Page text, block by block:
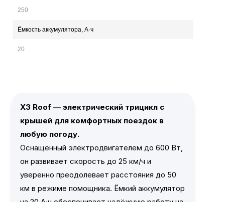
250
Ёмкость аккумулятора, А·ч
20
X3 Roof — электрический трицикл с
крышей для комфортных поездок в
любую погоду.
Оснащённый электродвигателем до 600 Вт,
он развивает скорость до 25 км/ч и
уверенно преодолевает расстояния до 50
км в режиме помощника. Ёмкий аккумулятор